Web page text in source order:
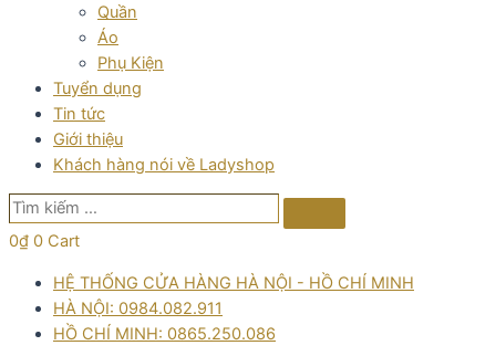
Quần
Áo
Phụ Kiện
Tuyển dụng
Tin tức
Giới thiệu
Khách hàng nói về Ladyshop
Tìm
kiếm
…
0₫ 0 Cart
HỆ THỐNG CỬA HÀNG HÀ NỘI - HỒ CHÍ MINH
HÀ NỘI: 0984.082.911
HỒ CHÍ MINH: 0865.250.086